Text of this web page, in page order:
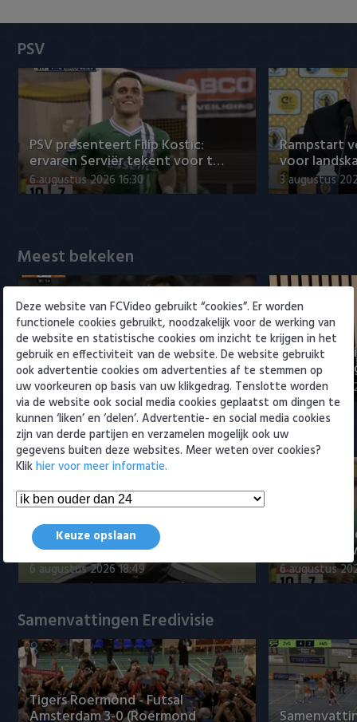
Willem II
PSV
PSV presenteert Filip Kostic:
ervaren Serviër tekent voor t…
6 augustus 2026 16:30
Rampstart
voor
3 augustus
Meest bekeken
Samenvatting Ajax - Shelbourne
FC 3-1
6 augustus 2026 23:07
Maduro
5 augustus
Eredivisie
Voorbeschouwing Cambuur-
Excelsior met Plat en El Arguioui
6 augustus 2026 18:49
PSV
ervaren
6 augustus
Samenvattingen Eredivisie
Tigers Roermond - Futsal
Amsterdam 3-0 (Roermond
Deze website van FCVideo gebruikt “cookies”. Er worden
functionele cookies gebruikt, noodzakelijk voor de werking van
de website en statistische cookies om inzicht te krijgen in het
gebruik en effectiviteit van de website. De website gebruikt
ook advertentie cookies om advertenties af te stemmen op
uw voorkeuren op basis van uw klikgedrag. Tenslotte worden
via de website ook social media cookies geplaatst om dingen te
kunnen ‘liken’ en ‘delen’. Advertentie- en social media cookies
zijn van derde partijen en verzamelen mogelijk ook uw
gegevens buiten deze websites. Meer weten over cookies?
Klikhier voor meer informatie.
Keuze opslaan